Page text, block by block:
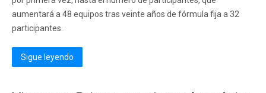
aumentará a 48 equipos tras veinte años de fórmula fija a 32
participantes.
Sigue leyendo